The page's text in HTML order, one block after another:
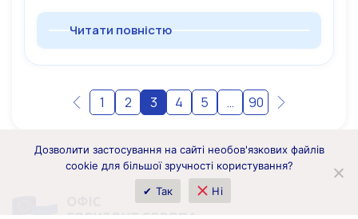
Читати повністю
1 2 3 4 5 … 90
Дозволити застосування на сайті необов'язкових файлів
cookie для більшої зручності користування?
✔ Так
Ні